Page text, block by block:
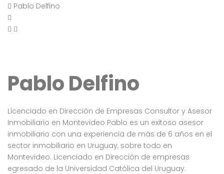
Pablo Delfino
Pablo Delfino
Licenciado en Dirección de Empresas Consultor y Asesor
Inmobiliario en Montevideo Pablo es un exitoso asesor
inmobiliario con una experiencia de más de 6 años en el
sector inmobiliario en Uruguay, sobre todo en
Montevideo. Licenciado en Dirección de empresas
egresado de la Universidad Católica del Uruguay.